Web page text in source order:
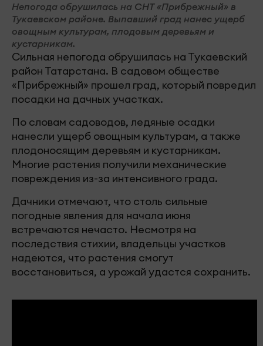
Непогода обрушилась на СНТ «Прибрежный» в
Тукаевском районе. Выпавший град нанес ущерб
овощным культурам, плодовым деревьям и
кустарникам.
Сильная непогода обрушилась на Тукаевский
район Татарстана. В садовом обществе
«Прибрежный» прошел град, который повредил
посадки на дачных участках.
По словам садоводов, ледяные осадки
нанесли ущерб овощным культурам, а также
плодоносящим деревьям и кустарникам.
Многие растения получили механические
повреждения из-за интенсивного града.
Дачники отмечают, что столь сильные
погодные явления для начала июня
встречаются нечасто. Несмотря на
последствия стихии, владельцы участков
надеются, что растения смогут
восстановиться, а урожай удастся сохранить.